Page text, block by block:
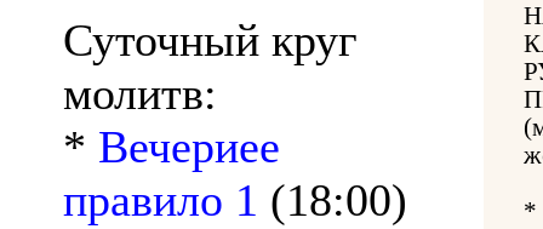
Суточный круг
молитв:
* Вечериее
правило 1 (18:00)
*